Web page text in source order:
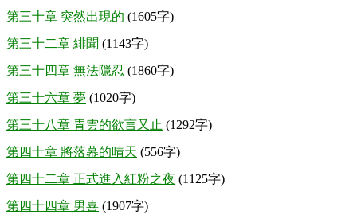
第三十章 突然出現的 (1605字)
第三十二章 緋聞 (1143字)
第三十四章 無法隱忍 (1860字)
第三十六章 夢 (1020字)
第三十八章 青雲的欲言又止 (1292字)
第四十章 將落幕的晴天 (556字)
第四十二章 正式進入紅粉之夜 (1125字)
第四十四章 男喜 (1907字)